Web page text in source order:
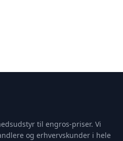
til engros-priser. Vi
og erhvervskunder i hele